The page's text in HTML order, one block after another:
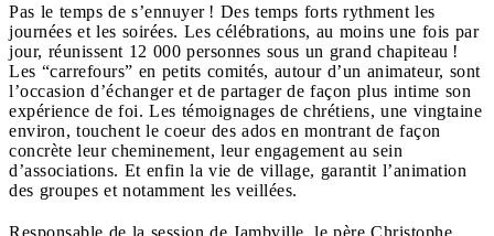
Pas le temps de s’ennuyer ! Des temps forts rythment les
journées et les soirées. Les célébrations, au moins une fois par
jour, réunissent 12 000 personnes sous un grand chapiteau !
Les “carrefours” en petits comités, autour d’un animateur, sont
l’occasion d’échanger et de partager de façon plus intime son
expérience de foi. Les témoignages de chrétiens, une vingtaine
environ, touchent le coeur des ados en montrant de façon
concrète leur cheminement, leur engagement au sein
d’associations. Et enfin la vie de village, garantit l’animation
des groupes et notamment les veillées.
Responsable de la session de Jambville, le père Christophe